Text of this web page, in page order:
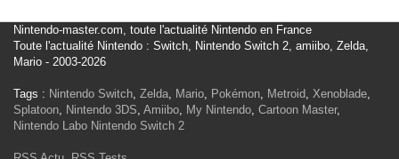
Nintendo-master.com, toute l'actualité Nintendo en France
Toute l'actualité Nintendo : Switch, Nintendo Switch 2, amiibo, Zelda,
Mario - 2003-2026
Tags : Nintendo Switch, Zelda, Mario, Pokémon, Metroid, Xenoblade,
Splatoon, Nintendo 3DS, Amiibo, My Nintendo, Cartoon Master,
Nintendo Labo Nintendo Switch 2